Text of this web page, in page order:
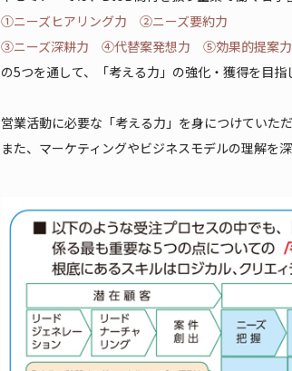
①ニーズヒアリング力 ②ニーズ要約力
③ニーズ深耕力 ④代替案発想力 ⑤効果的提案力
の5つを通して、「考える力」の強化・獲得を目指
営業活動に必要な「考える力」を身につけていた
また、マーケティングやビジネスモデルの理解を